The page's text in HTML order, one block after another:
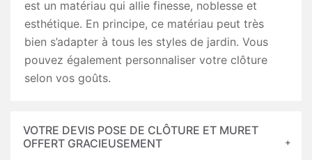
est un matériau qui allie finesse, noblesse et
esthétique. En principe, ce matériau peut très
bien s’adapter à tous les styles de jardin. Vous
pouvez également personnaliser votre clôture
selon vos goûts.
VOTRE DEVIS POSE DE CLÔTURE ET MURET
OFFERT GRACIEUSEMENT